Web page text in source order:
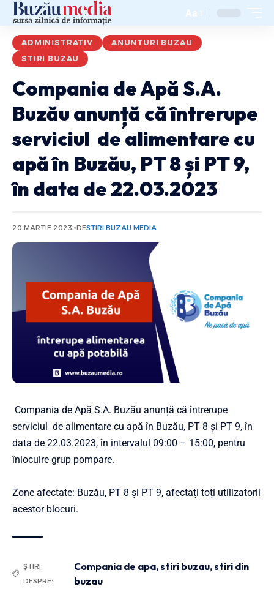
Aa
ADMINISTRATIV
ANUNTURI BUZAU
STIRI BUZAU
Compania de Apă S.A.
Buzău anunță că întrerupe
serviciul de alimentare cu
apă în Buzău, PT 8 și PT 9,
în data de 22.03.2023
20 MARTIE 2023 DESTIRI BUZAU MEDIA
Compania de Apă S.A. Buzău anunță că întrerupe
serviciul de alimentare cu apă în Buzău, PT 8 și PT 9, în
data de 22.03.2023, în intervalul 09:00 – 15:00, pentru
înlocuire grup pompare.
Zone afectate: Buzău, PT 8 și PT 9, afectați toți utilizatorii
acestor blocuri.
ȘTIRI
DESPRE:
Compania de apa,stiri buzau,stiri din
buzau